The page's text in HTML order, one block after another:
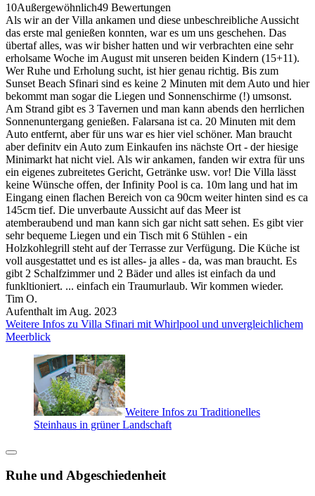
10Außergewöhnlich49 Bewertungen
Als wir an der Villa ankamen und diese unbeschreibliche Aussicht
das erste mal genießen konnten, war es um uns geschehen. Das
übertaf alles, was wir bisher hatten und wir verbrachten eine sehr
erholsame Woche im August mit unseren beiden Kindern (15+11).
Wer Ruhe und Erholung sucht, ist hier genau richtig. Bis zum
Sunset Beach Sfinari sind es keine 2 Minuten mit dem Auto und hier
bekommt man sogar die Liegen und Sonnenschirme (!) umsonst.
Am Strand gibt es 3 Tavernen und man kann abends den herrlichen
Sonnenuntergang genießen. Falarsana ist ca. 20 Minuten mit dem
Auto entfernt, aber für uns war es hier viel schöner. Man braucht
aber definitv ein Auto zum Einkaufen ins nächste Ort - der hiesige
Minimarkt hat nicht viel. Als wir ankamen, fanden wir extra für uns
ein eigenes zubreitetes Gericht, Getränke usw. vor! Die Villa lässt
keine Wünsche offen, der Infinity Pool is ca. 10m lang und hat im
Eingang einen flachen Bereich von ca 90cm weiter hinten sind es ca
145cm tief. Die unverbaute Aussicht auf das Meer ist
atemberaubend und man kann sich gar nicht satt sehen. Es gibt vier
sehr bequeme Liegen und ein Tisch mit 6 Stühlen - ein
Holzkohlegrill steht auf der Terrasse zur Verfügung. Die Küche ist
voll ausgestattet und es ist alles- ja alles - da, was man braucht. Es
gibt 2 Schalfzimmer und 2 Bäder und alles ist einfach da und
funkltioniert. ... einfach ein Traumurlaub. Wir kommen wieder.
Tim O.
Aufenthalt im Aug. 2023
Weitere Infos zu Villa Sfinari mit Whirlpool und unvergleichlichem
Meerblick
Weitere Infos zu Traditionelles
Steinhaus in grüner Landschaft
Ruhe und Abgeschiedenheit